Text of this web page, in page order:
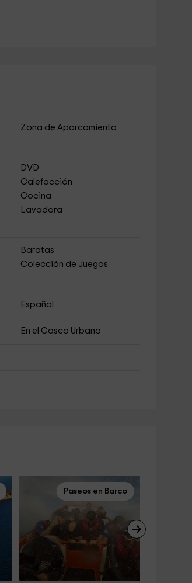
Zona de Aparcamiento
DVD
Calefacción
Cocina
Lavadora
Baratas
Colección de Juegos
Español
En el Casco Urbano
Paseos en Barco